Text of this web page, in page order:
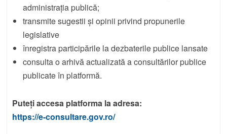
administrația publică;
transmite sugestii și opinii privind propunerile
legislative
înregistra participările la dezbaterile publice lansate
consulta o arhivă actualizată a consultărilor publice
publicate în platformă.
Puteți accesa platforma la adresa:
https://e-consultare.gov.ro/